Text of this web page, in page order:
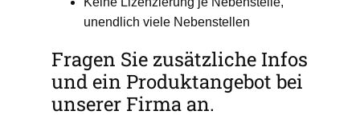
unendlich viele Nebenstellen
Fragen Sie zusätzliche Infos
und ein Produktangebot bei
unserer Firma an.